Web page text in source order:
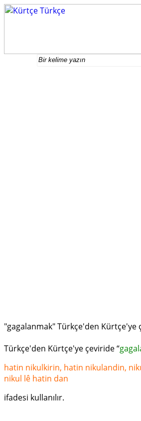
"gagalanmak" Türkçe'den Kürtçe'ye
Türkçe'den Kürtçe'ye çeviride “
hatin nikulkirin, hatin nikulandin,
nikul lê hatin dan
ifadesi kullanılır.